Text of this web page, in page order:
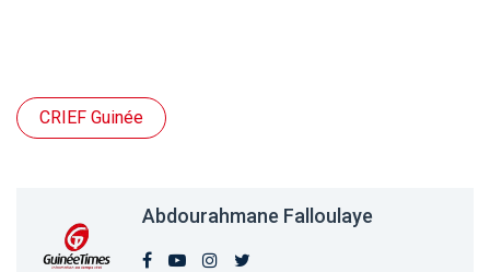
CRIEF Guinée
Abdourahmane Falloulaye